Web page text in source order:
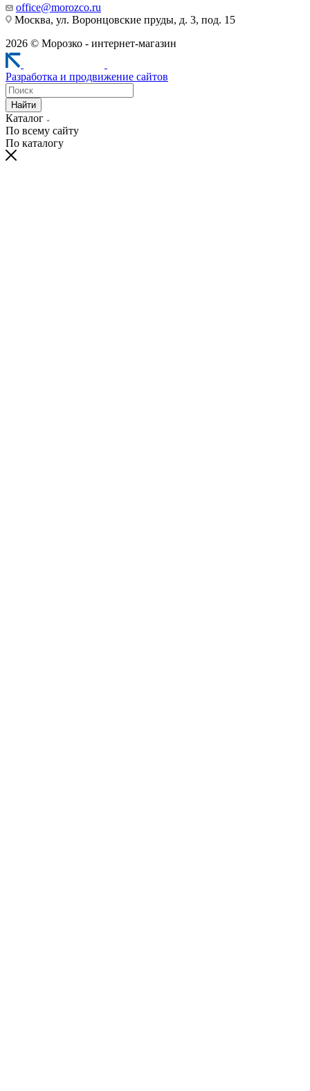
office@morozco.ru
Москва, ул. Воронцовские пруды, д. 3, под. 15
2026 © Морозко - интернет-магазин
Разработка и продвижение сайтов
Найти
Каталог
По всему сайту
По каталогу